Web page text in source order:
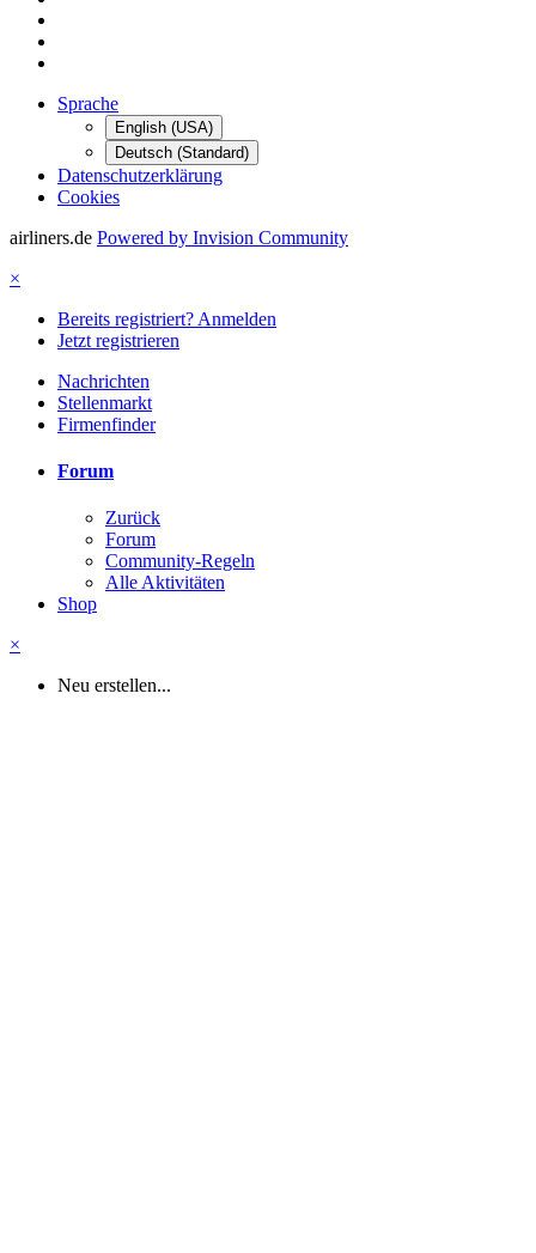
Sprache
English (USA)
Deutsch (Standard)
Datenschutzerklärung
Cookies
airliners.de Powered by Invision Community
×
Bereits registriert? Anmelden
Jetzt registrieren
Nachrichten
Stellenmarkt
Firmenfinder
Forum
Zurück
Forum
Community-Regeln
Alle Aktivitäten
Shop
×
Neu erstellen...